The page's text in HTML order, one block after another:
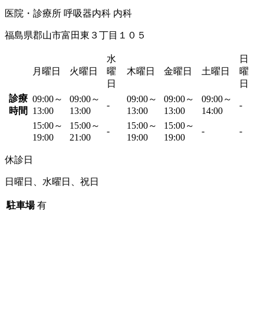
医院・診療所 呼吸器内科 内科
福島県郡山市富田東３丁目１０５
月曜日 火曜日
水
曜
日
木曜日 金曜日 土曜日
日
曜
日
診療
時間
09:00～
13:00
09:00～
13:00
-
09:00～
13:00
09:00～
13:00
09:00～
14:00
-
15:00～
19:00
15:00～
21:00
-
15:00～
19:00
15:00～
19:00
- -
休診日
日曜日、水曜日、祝日
駐車場 有